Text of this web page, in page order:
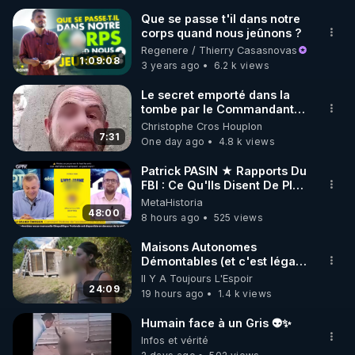
🌱 INSTAGRAM
https://www.instagram.com/rdlr_thierrycasasnovas/
http://rgnr.li/instagram
🌱 LA NEWSLETTER
Pour ne pas rater l’actualité RGNR (stages,
http://rgnr.li/news
🌱 VIDÉOS NON CENSURÉES SUR ODYSEE
Toutes les vidéos Youtube sont aussi sur la
http://rgnr.li/odysee
🌱 LES STAGES EN PRÉSENTIEL
1:09:08
Que se passe t'il dans notre
corps quand nous jeûnons ?
Regenere / Thierry Casasnovas
3 years ago
6.2 k views
7:31
Le secret emporté dans la
tombe par le Commandant
Cousteau le 25 juin 1997
Christophe Cros Houplon
One day ago
4.8 k views
48:00
Patrick PASIN ★ Rapports Du
FBI : Ce Qu'Ils Disent De Plus
Grave Sur Hitler
MetaHistoria
8 hours ago
525 views
24:09
Maisons Autonomes
Démontables (et c'est légal).
Visite éco village en
Bretagne
Il Y A Toujours L'Espoir
19 hours ago
1.4 k views
Humain face à un Gris 👽✨
Infos et vérité